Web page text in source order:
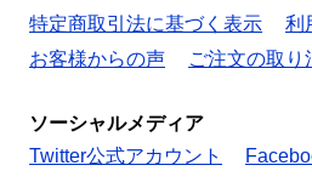
特定商取引法に基づく表示
利
お客様からの声
ご注文の取り
ソーシャルメディア
Twitter公式アカウント